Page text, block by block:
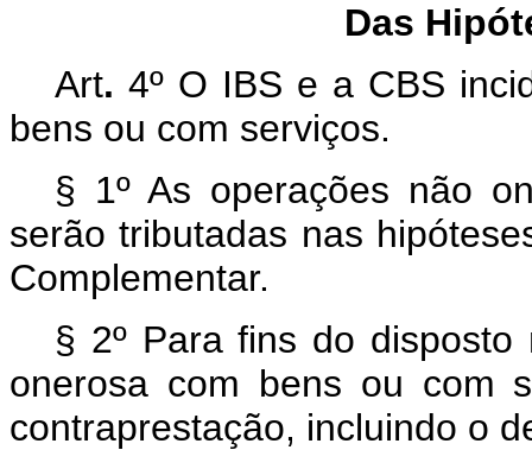
Das
Art. 4º O IBS e a CBS
bens ou com serviços.
§ 1º As operações não
serão tributadas nas
Complementar.
§ 2º Para fins do
onerosa com bens ou com
contraprestação, incluindo o